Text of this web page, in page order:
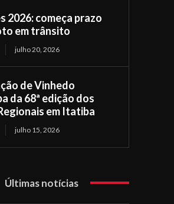
2026: começa prazo
em trânsito
julho 20, 2026
de Vinhedo
da 68ª edição dos
em Itatiba
julho 15, 2026
Últimas notícias